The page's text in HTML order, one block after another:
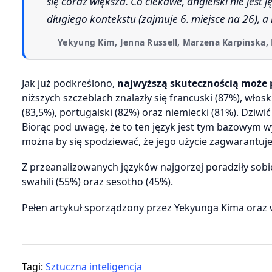
długiego kontekstu (zajmuje 6. miejsce na 26),
Yekyung Kim, Jenna Russell, Marzena
Jak już podkreślono, najwyższą skutecznością
niższych szczeblach znalazły się francuski (87%),
(83,5%), portugalski (82%) oraz niemiecki (81%).
Biorąc pod uwagę, że to ten język jest tym bazowym
można by się spodziewać, że jego użycie
Z przeanalizowanych języków najgorzej poradziły
swahili (55%) oraz sesotho (45%).
Pełen artykuł sporządzony przez Yekyunga Kima
Tagi: Sztuczna inteligencja